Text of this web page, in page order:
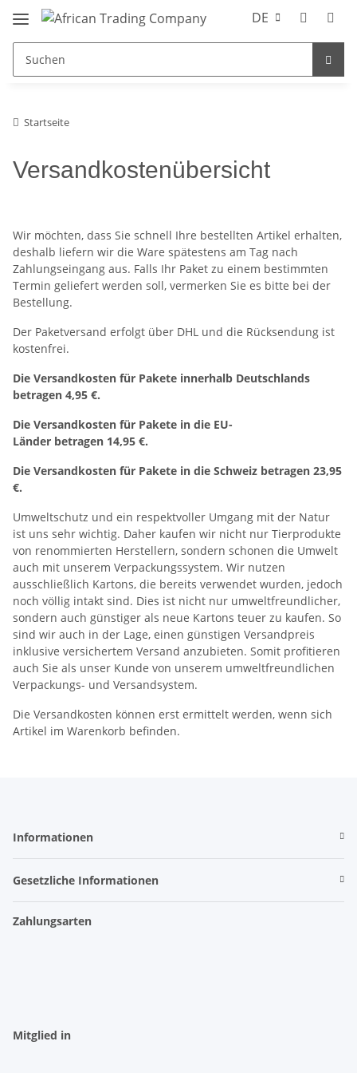
DE
Startseite
Versandkostenübersicht
Wir möchten, dass Sie schnell Ihre bestellten Artikel erhalten,
deshalb liefern wir die Ware spätestens am Tag nach
Zahlungseingang aus. Falls Ihr Paket zu einem bestimmten
Termin geliefert werden soll, vermerken Sie es bitte bei der
Bestellung.
Der Paketversand erfolgt über DHL und die Rücksendung ist
kostenfrei.
Die Versandkosten für Pakete innerhalb Deutschlands
betragen 4,95 €.
Die Versandkosten für Pakete in die EU-
Länder betragen 14,95 €.
Die Versandkosten für Pakete in die Schweiz betragen 23,95
€.
Umweltschutz und ein respektvoller Umgang mit der Natur
ist uns sehr wichtig. Daher kaufen wir nicht nur Tierprodukte
von renommierten Herstellern, sondern schonen die Umwelt
auch mit unserem Verpackungssystem. Wir nutzen
ausschließlich Kartons, die bereits verwendet wurden, jedoch
noch völlig intakt sind. Dies ist nicht nur umweltfreundlicher,
sondern auch günstiger als neue Kartons teuer zu kaufen. So
sind wir auch in der Lage, einen günstigen Versandpreis
inklusive versichertem Versand anzubieten. Somit profitieren
auch Sie als unser Kunde von unserem umweltfreundlichen
Verpackungs- und Versandsystem.
Die Versandkosten können erst ermittelt werden, wenn sich
Artikel im Warenkorb befinden.
Informationen
Gesetzliche Informationen
Zahlungsarten
Mitglied in